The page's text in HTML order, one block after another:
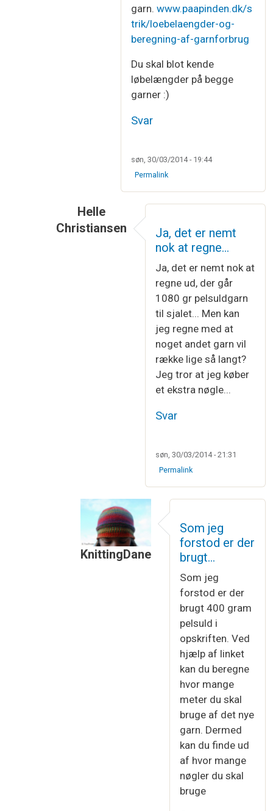
garn. www.paapinden.dk/s
trik/loebelaengder-og-
beregning-af-garnforbrug
Du skal blot kende
løbelængder på begge
garner :)
Svar
søn, 30/03/2014 - 19:44
Permalink
Helle
Christiansen
Du kan omregne mellem…
Ja, det er nemt
nok at regne…
Ja, det er nemt nok at
regne ud, der går
1080 gr pelsuldgarn
til sjalet... Men kan
jeg regne med at
noget andet garn vil
række lige så langt?
Jeg tror at jeg køber
et ekstra nøgle...
Svar
søn, 30/03/2014 - 21:31
Permalink
KnittingDane
Som jeg
forstod er der
brugt…
Som jeg
forstod er der
brugt 400 gram
pelsuld i
opskriften. Ved
hjælp af linket
kan du beregne
hvor mange
meter du skal
bruge af det nye
garn. Dermed
kan du finde ud
af hvor mange
nøgler du skal
bruge